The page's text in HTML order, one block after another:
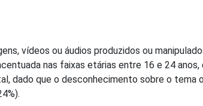
vídeos ou áudios produzidos ou
nas faixas etárias entre 16 e 24 anos,
dado que o desconhecimento sobre o tema